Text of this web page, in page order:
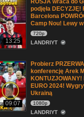
13:25
ROSJA wraca do
podjęła DECYZJĘ!
Barcelona
Camp Nou! Lewy
720p
LANDRIYT
09:07
Probierz
konferencję Arek
EURO 2024!
Ukrainą
1080p
LANDRIYT